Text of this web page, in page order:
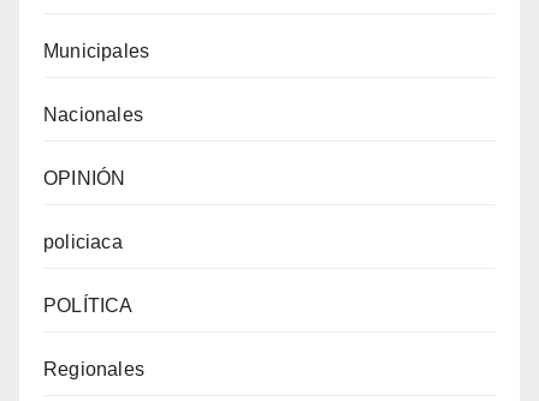
Municipales
Nacionales
OPINIÓN
policiaca
POLÍTICA
Regionales